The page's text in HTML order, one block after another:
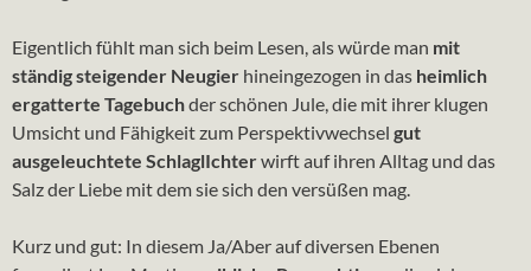
Eigentlich fühlt man sich beim Lesen, als würde man mit
ständig steigender Neugier hineingezogen in das heimlich
ergatterte Tagebuchder schönen Jule, die mit ihrer klugen
Umsicht und Fähigkeit zum Perspektivwechsel gut
ausgeleuchtete SchlaglIchterwirft auf ihren Alltag und das
Salz der Liebe mit dem sie sich den versüßen mag.
Kurz und gut: In diesem Ja/Aber auf diversen Ebenen